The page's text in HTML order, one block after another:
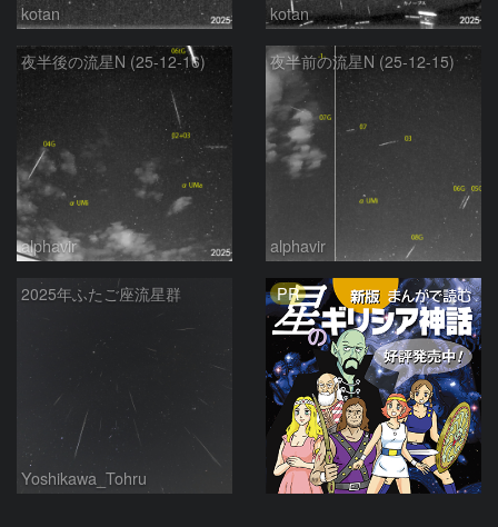
kotan kotan
夜半後の流星N (25-12-16)
alphavir
夜半前の流星N (25-12-15)
alphavir
2025年ふたご座流星群
Yoshikawa_Tohru
PR